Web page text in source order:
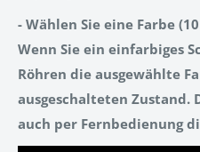
- Wählen Sie eine Farbe
Wenn Sie ein einfarbiges
Röhren die ausgewählte
ausgeschalteten
auch per Fernbedienung